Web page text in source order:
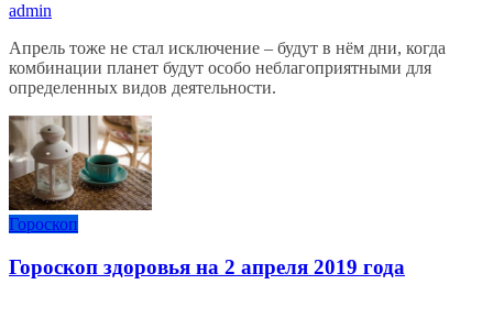
admin
Апрель тоже не стал исключение – будут в нём дни, когда
комбинации планет будут особо неблагоприятными для
определенных видов деятельности.
Гороскоп
Гороскоп здоровья на 2 апреля 2019 года